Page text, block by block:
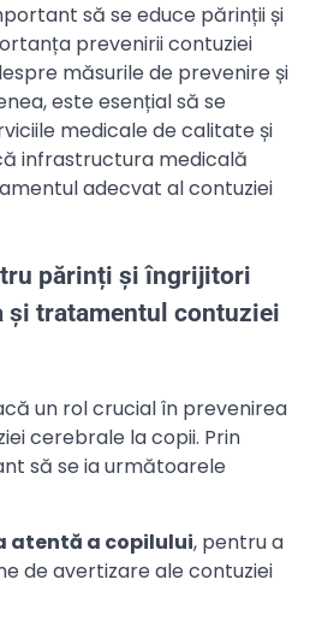
să se educe părinții și
prevenirii contuziei
măsurile de prevenire și
este esențial să se
medicale de calitate și
infrastructura medicală
adecvat al contuziei
părinți și îngrijitori
și tratamentul contuziei
un rol crucial în prevenirea
cerebrale la copii. Prin
să se ia următoarele
atentă a copilului, pentru a
de avertizare ale contuziei